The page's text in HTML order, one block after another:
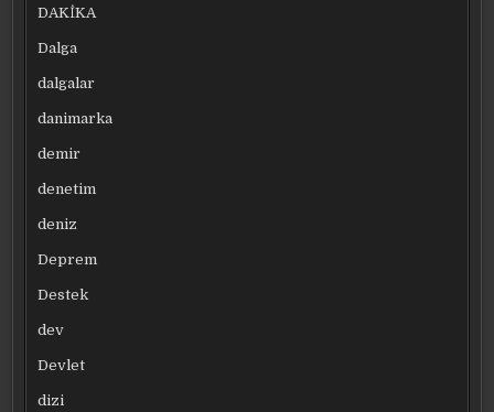
DAKİKA
Dalga
dalgalar
danimarka
demir
denetim
deniz
Deprem
Destek
dev
Devlet
dizi